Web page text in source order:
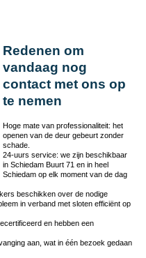
Redenen om
vandaag nog
contact met ons op
te nemen
Hoge mate van professionaliteit: het
openen van de deur gebeurt zonder
schade.
24-uurs service: we zijn beschikbaar
in Schiedam Buurt 71 en in heel
Schiedam op elk moment van de dag
beschikken over de nodige
in verband met sloten efficiënt op
en hebben een
aan, wat in één bezoek gedaan